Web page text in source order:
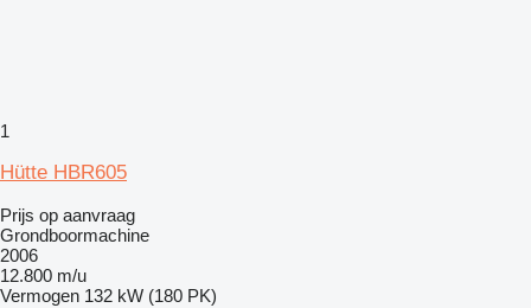
1
Hütte HBR605
Prijs op aanvraag
Grondboormachine
2006
12.800 m/u
Vermogen 132 kW (180 PK)